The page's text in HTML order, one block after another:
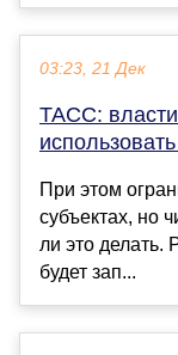
03:23, 21 Дек
ТАСС:
При этом
субъектах, но
ли это делать.
будет зап...